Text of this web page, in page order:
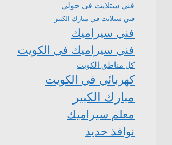
فني ستلايت في حولي
فني ستلايت في مبارك الكبير
فني سيراميك
فني سيراميك في الكويت
كل مناطق الكويت
كهربائي في الكويت
مبارك الكبير
معلم سيراميك
نوافذ حديد